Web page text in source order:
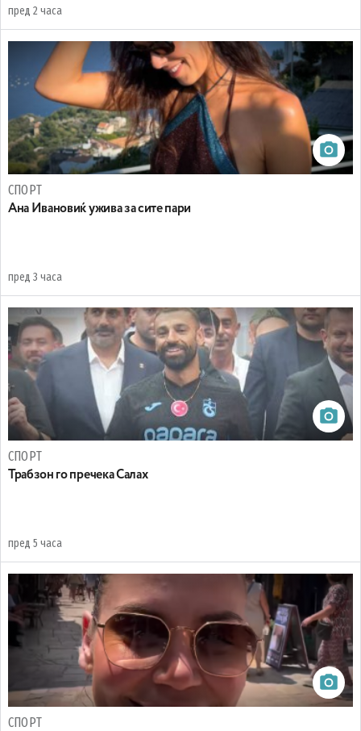
пред 2 часа
СПОРТ
Ана Ивановиќ ужива за сите пари
пред 3 часа
СПОРТ
Трабзон го пречека Салах
пред 5 часа
СПОРТ